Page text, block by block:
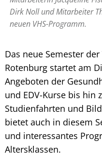
Dirk Noll und Mitarbeiter
neuen VHS-Programm.
Das neue Semester
Rotenburg startet am
Angeboten der
und EDV-Kurse bis hin
Studienfahrten und
bietet auch in diesem
und interessantes
Altersklassen.